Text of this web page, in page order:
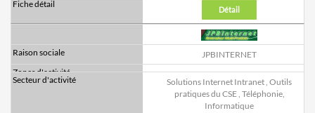
Détail
JPBINTERNET
Solutions Internet Intranet, Outils
pratiques du CSE, Téléphonie,
Informatique